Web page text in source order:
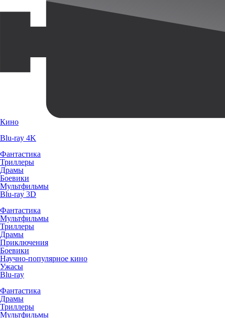
Кино
Blu-ray 4K
Фантастика
Триллеры
Драмы
Боевики
Мультфильмы
Blu-ray 3D
Фантастика
Мультфильмы
Триллеры
Драмы
Приключения
Боевики
Научно-популярное кино
Ужасы
Blu-ray
Фантастика
Драмы
Триллеры
Мультфильмы